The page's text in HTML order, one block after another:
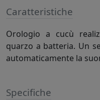
Caratteristiche
Orologio a cucù
quarzo a batteria. Un
automaticamente la
Specifiche